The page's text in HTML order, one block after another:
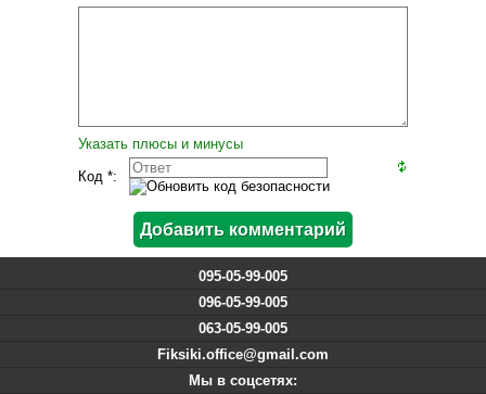
Указать плюсы и минусы
Код *:
095-05-99-005
096-05-99-005
063-05-99-005
Fiksiki.office@gmail.com
Мы в соцсетях: